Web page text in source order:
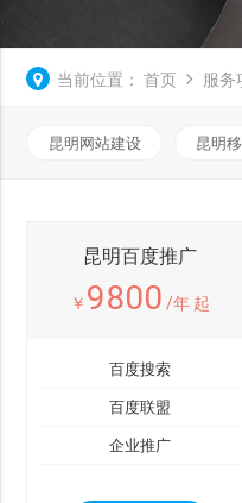
当前位置： 首页 服务
昆明网站建设 昆明
昆明百度推广
￥ 9800 /年 起
百度搜索
百度联盟
企业推广